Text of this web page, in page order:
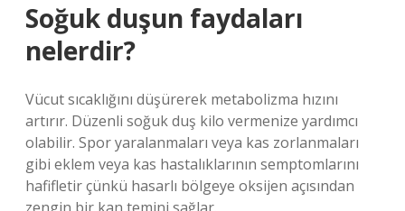
Soğuk duşun faydaları
nelerdir?
Vücut sıcaklığını düşürerek metabolizma hızını
artırır. Düzenli soğuk duş kilo vermenize yardımcı
olabilir. Spor yaralanmaları veya kas zorlanmaları
gibi eklem veya kas hastalıklarının semptomlarını
hafifletir çünkü hasarlı bölgeye oksijen açısından